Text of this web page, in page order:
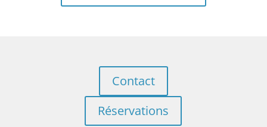
Contact
Réservations